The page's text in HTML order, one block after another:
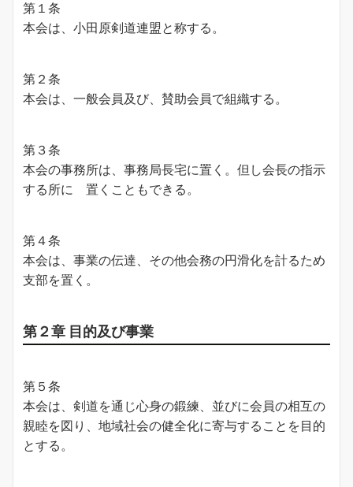
第１条
本会は、小田原剣道連盟と称する。
第２条
本会は、一般会員及び、賛助会員で組織する。
第３条
本会の事務所は、事務局長宅に置く。但し会長の指示
する所に 置くこともできる。
第４条
本会は、事業の伝達、その他会務の円滑化を計るため
支部を置く。
第２章 目的及び事業
第５条
本会は、剣道を通じ心身の鍛練、並びに会員の相互の
親睦を図り、地域社会の健全化に寄与することを目的
とする。